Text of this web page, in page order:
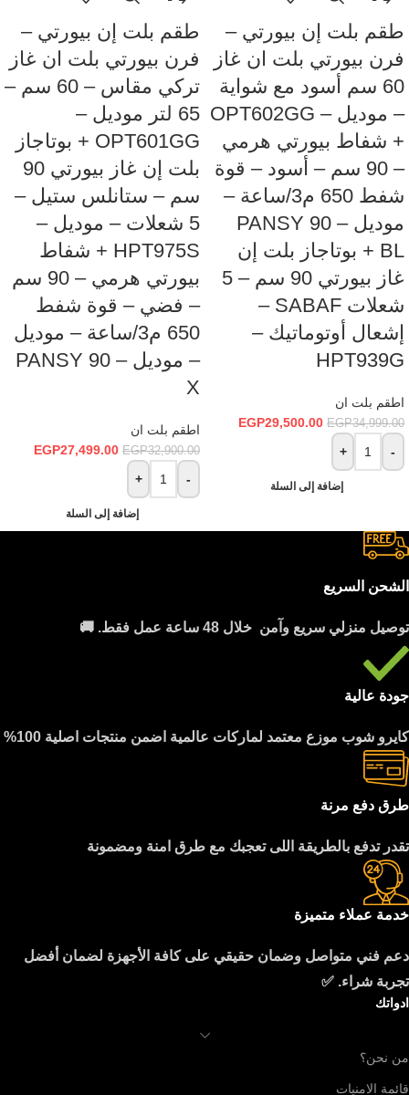
طقم بلت إن بيورتي –
فرن بيورتي بلت ان غاز
60 سم أسود مع شواية
– موديل – OPT602GG
+ شفاط بيورتي هرمي
– 90 سم – أسود – قوة
شفط 650 م3/ساعة –
موديل – PANSY 90
BL + بوتاجاز بلت إن
غاز بيورتي 90 سم – 5
شعلات SABAF –
إشعال أوتوماتيك –
HPT939G
اطقم بلت ان
EGP34,999.00
EGP29,500.00
-
+
إضافة إلى السلة
طقم بلت إن بيورتي –
فرن بيورتي بلت ان غاز
تركي مقاس – 60 سم –
65 لتر موديل –
OPT601GG + بوتاجاز
بلت إن غاز بيورتي 90
سم – ستانلس ستيل –
5 شعلات – موديل –
HPT975S + شفاط
بيورتي هرمي – 90 سم
– فضي – قوة شفط
650 م3/ساعة – موديل
– موديل – PANSY 90
X
اطقم بلت ان
EGP32,900.00
EGP27,499.00
-
+
إضافة إلى السلة
الشحن السريع
توصيل منزلي سريع وآمن خلال 48 ساعة عمل فقط. 🚚
جودة عالية
كايرو شوب موزع معتمد لماركات عالمية اضمن منتجات اصلية 100%
طرق دفع مرنة
تقدر تدفع بالطريقة اللى تعجبك مع طرق امنة ومضمونة
خدمة عملاء متميزة
دعم فني متواصل وضمان حقيقي على كافة الأجهزة لضمان أفضل
تجربة شراء. ✅
ادواتك
من نحن؟
قائمة الامنيات